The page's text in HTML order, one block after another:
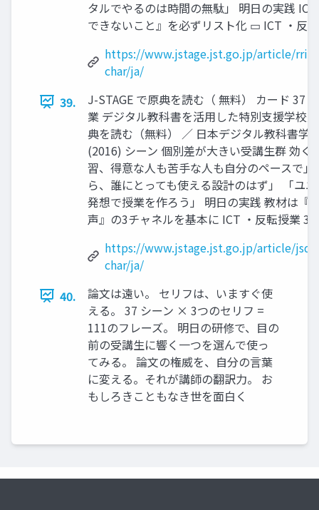
タルでやるのは時間の無駄」 明日の実践
できないこと』を必ずリスト化 ▭ ICT ・反
https://www.jstage.jst.go.jp/article/
char/ja/
39.
J-STAGE で原典を読む（ 無料） カード
業 デジタル教科書を活用した特別支援学校
典を読む（無料） ／ 日本デジタル教科書学
(2016) シーン 個別差が大きい受講生群 効く
習、得意な人も苦手な人も自分のペースで
ら、誰にとっても使える設計のはず」 「ユ
発想で授業を作ろう」 明日の実践 教材は『
声』の3チャネルを基本に ICT ・反転授業
https://www.jstage.jst.go.jp/article/
char/ja/
40.
論文は遠い。 セリフは、いますぐ使
える。 37 シーン × 3つのセリフ =
111のフレーズ。 明日の研修で、目の
前の受講生に響く一つを選んで使っ
てみる。 論文の権威を、自分の言葉
に変える。それが講師の翻訳力。 お
もしろきこともなき世を面白く